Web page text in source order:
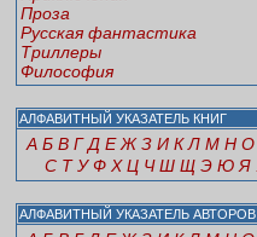
Проза
Русская фантастика
Триллеры
Философия
АЛФАВИТНЫЙ УКАЗАТЕЛЬ КНИГ
А Б В Г Д Е Ж З И К Л М Н О
С Т У Ф Х Ц Ч Ш Щ Э Ю Я
АЛФАВИТНЫЙ УКАЗАТЕЛЬ АВТОРОВ